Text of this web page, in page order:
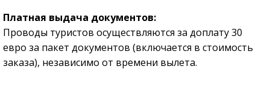
Платная выдача документов:
Проводы туристов осуществляются за доплату 30
евро за пакет документов (включается в стоимость
заказа), независимо от времени вылета.